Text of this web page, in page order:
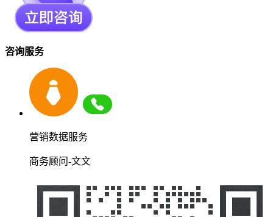
咨询服务
营销数据服务
商务顾问-文文